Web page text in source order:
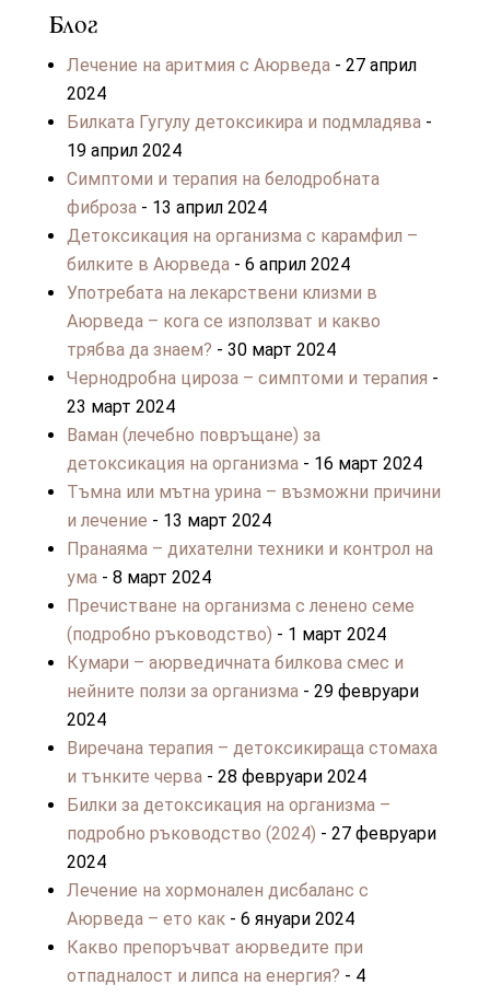
Блог
Лечение на аритмия с Аюрведа- 27 април
2024
Билката Гугулу детоксикира и подмладява-
19 април 2024
Симптоми и терапия на белодробната
фиброза- 13 април 2024
Детоксикация на организма с карамфил –
билките в Аюрведа- 6 април 2024
Употребата на лекарствени клизми в
Аюрведа – кога се използват и какво
трябва да знаем? - 30 март 2024
Чернодробна цироза – симптоми и терапия -
23 март 2024
Ваман (лечебно повръщане) за
детоксикация на организма- 16 март 2024
Тъмна или мътна урина – възможни причини
и лечение - 13 март 2024
Пранаяма – дихателни техники и контрол на
ума- 8 март 2024
Пречистване на организма с ленено семе
(подробно ръководство) - 1 март 2024
Кумари – аюрведичната билкова смес и
нейните ползи за организма- 29 февруари
2024
Виречана терапия – детоксикираща стомаха
и тънките черва- 28 февруари 2024
Билки за детоксикация на организма –
подробно ръководство (2024) - 27 февруари
2024
Лечение на хормонален дисбаланс с
Аюрведа – ето как- 6 януари 2024
Какво препоръчват аюрведите при
отпадналост и липса на енергия? - 4